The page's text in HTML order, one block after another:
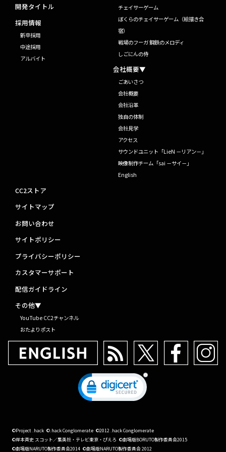
開発タイトル
採用情報
新卒採用
中途採用
アルバイト
チェイサーゲーム
ぼくらのチェイサーゲーム（絵描き合
宿）
戦場のフーガ 鋼鉄のメロディ
しごにんの侍
会社概要▼
ごあいさつ
会社概要
会社沿革
独自の体制
会社見学
アクセス
サウンドユニット「LieN －リアン－」
映像制作チーム「sai －サイ－」
English
CC2ストア
サイトマップ
お問い合わせ
サイトポリシー
プライバシーポリシー
カスタマーサポート
配信ガイドライン
その他▼
YouTube CC2チャンネル
おたよりポスト
©Project .hack ©.hack Conglomerate ©2012 .hack Conglomerate
©岸本斉史 スコット／集英社・テレビ東京・ぴえろ ©劇場版BORUTO製作委員会2015
©劇場版NARUTO製作委員会2014 ©劇場版NARUTO製作委員会 2012